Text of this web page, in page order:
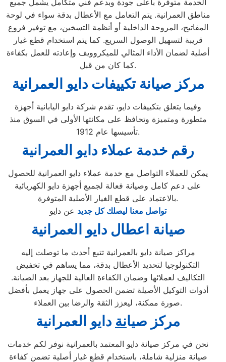
الخدمة متوفرة بأعلى جودة وبدعم فني متكامل يشمل جميع
مناطق العمرانية. يتم التعامل مع الأعطال بدقة سواء في لوحة
المفاتيح، المروحة الداخلية أو أنظمة التسخين، مع توفير فروع
قريبة لتسهيل الوصول السريع. كما يتم استخدام قطع غيار
أصلية لضمان الأداء المثالي للميكروويف وإعادته للعمل بكفاءة
كما كان من قبل.
مركز صيانة تكييفات دايو العمرانية
وفيما يتعلق بتكييفات دايو، تقدم شركة دايو اليابانية أجهزة
متطورة ومتميزة وتحافظ على مكانتها الأولى في السوق منذ
تأسيسها عام 1912.
رقم خدمة عملاء دايو العمرانية
يمكن للعملاء التواصل مع خدمة عملاء دايو العمرانية للحصول
على دعم كامل وصيانة فعالة لجميع أجهزة دايو الكهربائية
بالاعتماد على قطع الغيار الأصلية المتوفرة.
تواصل معنا ليصلك كل جديد عن دايو
صيانة اعطال دايو العمرانية
مراكز صيانة دايو بالعمرانية تتبع أحدث ما توصلت إليه
التكنولوجيا لتحديد الأعطال بدقة، مما يساهم في تخفيض
التكاليف لعملائها وضمان الكفاءة العالية للجهاز بعد الصيانة.
أدوات التوكيل الأصيلة تضمن الحصول على جهاز يعمل بأفضل
صورة ممكنة، ليعزز الثقة والرضا بين العملاء.
مركز صيانة دايو العمرانية
نحن في مركز صيانة دايو المعتمد بالعمرانية نوفر لكم خدمات
صيانة منزلية شاملة، باستخدام قطع غيار أصلية تضمن كفاءة